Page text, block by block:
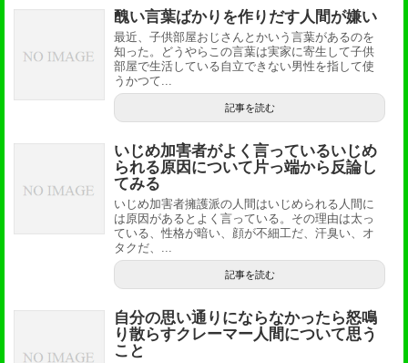
醜い言葉ばかりを作りだす人間が嫌い
最近、子供部屋おじさんとかいう言葉があるのを
知った。どうやらこの言葉は実家に寄生して子供
部屋で生活している自立できない男性を指して使
うかつて...
記事を読む
いじめ加害者がよく言っているいじめ
られる原因について片っ端から反論し
てみる
いじめ加害者擁護派の人間はいじめられる人間に
は原因があるとよく言っている。その理由は太っ
ている、性格が暗い、顔が不細工だ、汗臭い、オ
タクだ、...
記事を読む
自分の思い通りにならなかったら怒鳴
り散らすクレーマー人間について思う
こと